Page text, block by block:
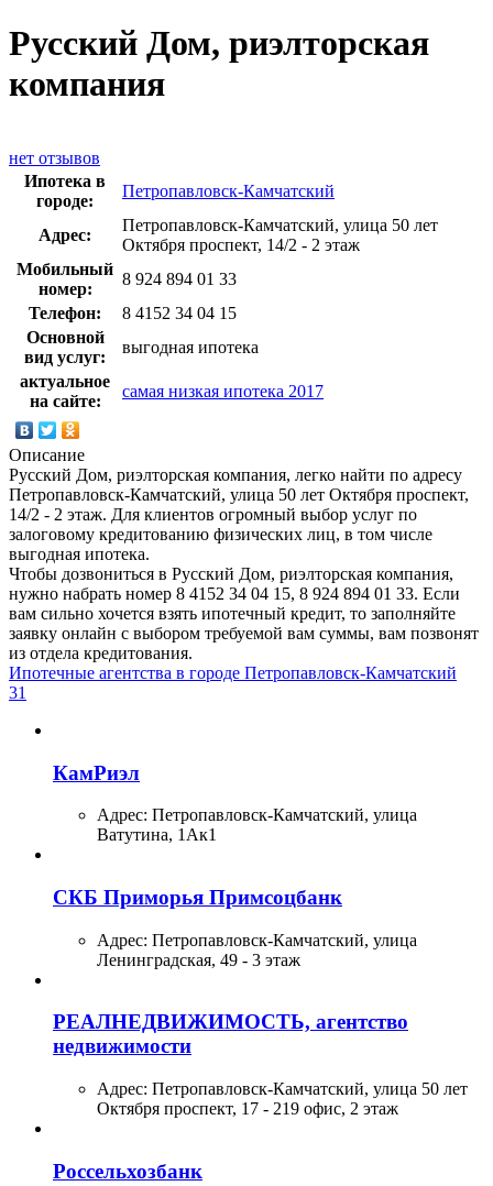
Русский Дом, риэлторская
компания
нет отзывов
Ипотека в
городе:
Петропавловск-Камчатский
Адрес:
Петропавловск-Камчатский, улица 50 лет
Октября проспект, 14/2 - 2 этаж
Мобильный
номер:
8 924 894 01 33
Телефон:
8 4152 34 04 15
Основной
вид услуг:
выгодная ипотека
актуальное
на сайте:
самая низкая ипотека 2017
Описание
Русский Дом, риэлторская компания, легко найти по адресу
Петропавловск-Камчатский, улица 50 лет Октября проспект,
14/2 - 2 этаж. Для клиентов огромный выбор услуг по
залоговому кредитованию физических лиц, в том числе
выгодная ипотека.
Чтобы дозвониться в Русский Дом, риэлторская компания,
нужно набрать номер 8 4152 34 04 15, 8 924 894 01 33. Если
вам сильно хочется взять ипотечный кредит, то заполняйте
заявку онлайн с выбором требуемой вам суммы, вам позвонят
из отдела кредитования.
Ипотечные агентства в городе Петропавловск-Камчатский
31
КамРиэл
Адрес: Петропавловск-Камчатский, улица
Ватутина, 1Ак1
СКБ Приморья Примсоцбанк
Адрес: Петропавловск-Камчатский, улица
Ленинградская, 49 - 3 этаж
РЕАЛНЕДВИЖИМОСТЬ, агентство
недвижимости
Адрес: Петропавловск-Камчатский, улица 50 лет
Октября проспект, 17 - 219 офис, 2 этаж
Россельхозбанк